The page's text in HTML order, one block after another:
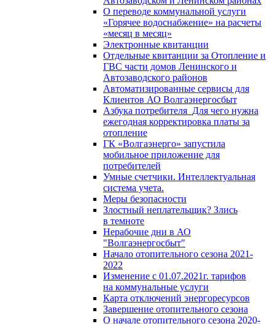
О переводе коммунальной услуги
«Горячее водоснабжение» на расчеты
«месяц в месяц»
Электронные квитанции
Отдельные квитанции за Отопление и
ГВС части домов Ленинского и
Автозаводского районов
Автоматизированные сервисы для
Клиентов АО Волгаэнергосбыт
Азбука потребителя_Для чего нужна
ежегодная корректировка платы за
отопление
ГК «Волгаэнерго» запустила
мобильное приложение для
потребителей
Умные счетчики. Интеллектуальная
система учета.
Меры безопасности
Злостный неплательщик? Злись
в темноте
Нерабочие дни в АО
"Волгаэнергосбыт"
Начало отопительного сезона 2021-
2022
Изменение с 01.07.2021г. тарифов
на коммунальные услуги
Карта отключений энергоресурсов
Завершение отопительного сезона
О начале отопительного сезона 2020-